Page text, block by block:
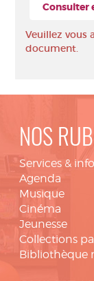
Consulter
Veuillez vous
document.
NOS
Services &
Agenda
Musique
Cinéma
Jeunesse
Collections
Bibliothèque